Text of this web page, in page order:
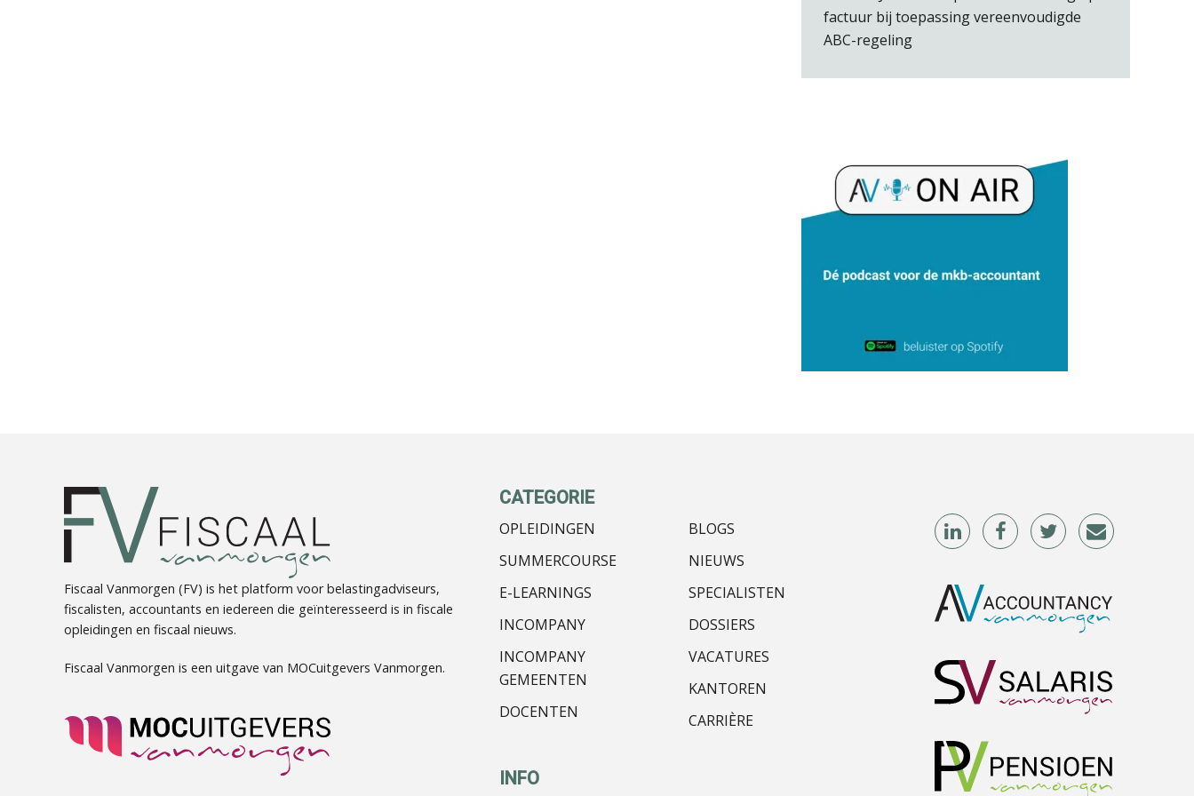
Ron Mulder
Hans Tabak
Debby Kettler
factuur bij toepassing vereenvoudigde
ABC-regeling
Fiscaal Vanmorgen (FV) is het platform voor belastingadviseurs,
fiscalisten, accountants en iedereen die geïnteresseerd is in fiscale
opleidingen en fiscaal nieuws.
Fiscaal Vanmorgen is een uitgave van MOCuitgevers Vanmorgen.
CATEGORIE
OPLEIDINGEN
SUMMERCOURSE
E-LEARNINGS
INCOMPANY
INCOMPANY
GEMEENTEN
DOCENTEN
BLOGS
NIEUWS
SPECIALISTEN
DOSSIERS
VACATURES
KANTOREN
CARRIÈRE
INFO